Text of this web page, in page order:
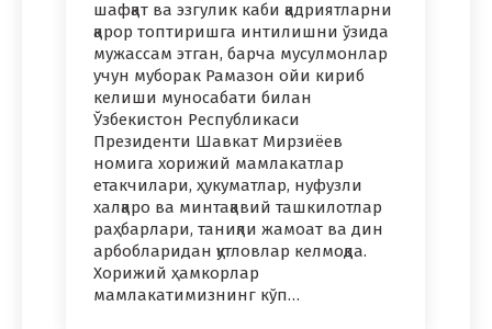
шафқат ва эзгулик каби қадриятларни
қарор топтиришга интилишни ўзида
мужассам этган, барча мусулмонлар
учун муборак Рамазон ойи кириб
келиши муносабати билан
Ўзбекистон Республикаси
Президенти Шавкат Мирзиёев
номига хорижий мамлакатлар
етакчилари, ҳукуматлар, нуфузли
халқаро ва минтақавий ташкилотлар
раҳбарлари, таниқли жамоат ва дин
арбобларидан қутловлар келмоқда.
Хорижий ҳамкорлар
мамлакатимизнинг кўп…